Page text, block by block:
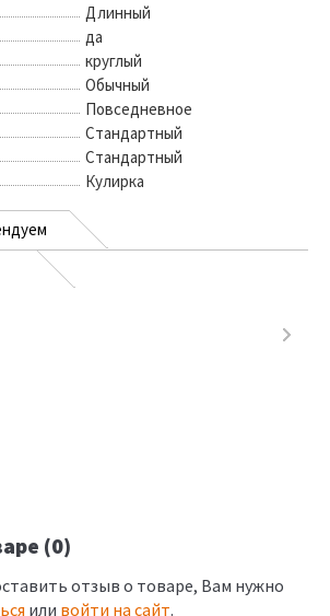
Длинный
да
круглый
Обычный
Повседневное
Стандартный
Стандартный
Кулирка
(0)
отзыв о товаре, Вам нужно
или войти на сайт.